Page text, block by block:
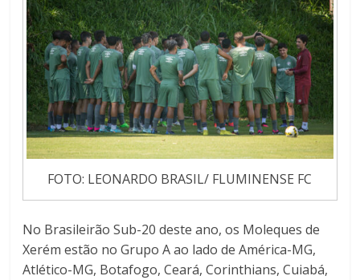
FOTO: LEONARDO BRASIL/ FLUMINENSE FC
No Brasileirão Sub-20 deste ano, os Moleques de
Xerém estão no Grupo A ao lado de América-MG,
Atlético-MG, Botafogo, Ceará, Corinthians, Cuiabá,